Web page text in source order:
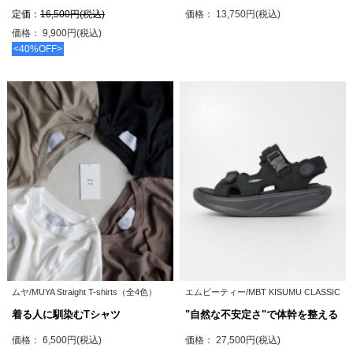
定価：16,500円(税込)
価格： 9,900円(税込)
<40%OFF>
価格： 13,750円(税込)
ムヤ/MUYA Straight T-shirts（全4色）
着る人に馴染むTシャツ
価格： 6,500円(税込)
エムビーティー/MBT KISUMU CLASSIC
"自然な不安定さ"で体幹を整える
価格： 27,500円(税込)